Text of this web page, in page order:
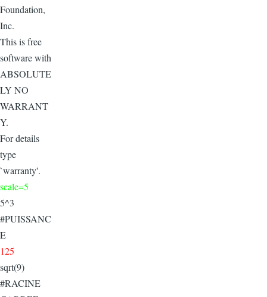
Foundation,
Inc.
This is free
software with
ABSOLUTE
LY NO
WARRANT
Y.
For details
type
`warranty'.
scale=5
5^3
#PUISSANC
E
125
sqrt(9)
#RACINE